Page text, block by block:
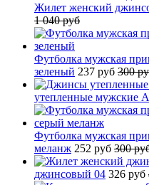
Жилет женский
1 040 руб
Футболка мужская
зеленый 237 руб 300
утепленные мужские
Футболка мужская
меланж 252 руб 300
джинсовый 04 326 руб